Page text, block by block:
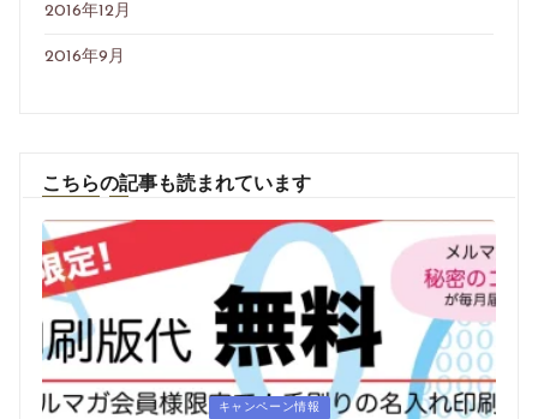
2016年12月
2016年9月
こちらの記事も読まれています
Posted
キャンペーン情報